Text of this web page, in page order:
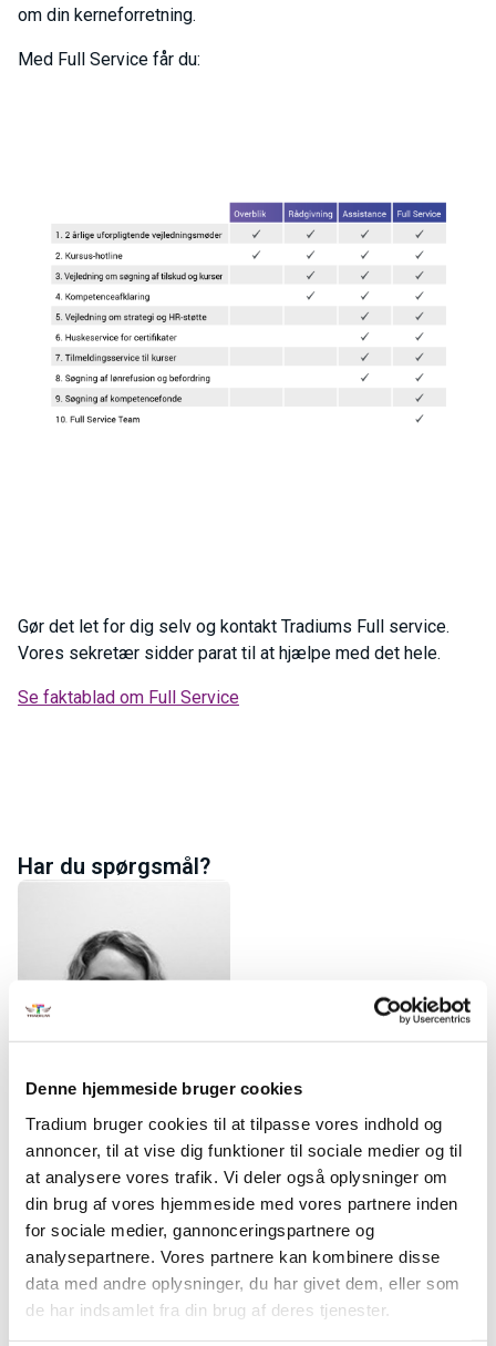
Denne hjemmeside bruger cookies
Tradium bruger cookies til at tilpasse vores indhold og
annoncer, til at vise dig funktioner til sociale medier og til
at analysere vores trafik. Vi deler også oplysninger om
din brug af vores hjemmeside med vores partnere inden
for sociale medier, gannonceringspartnere og
analysepartnere. Vores partnere kan kombinere disse
data med andre oplysninger, du har givet dem, eller som
de har indsamlet fra din brug af deres tjenester.
om din kerneforretning.
Med Full Service får du:
Gør det let for dig selv og kontakt Tradiums Full service.
Vores sekretær sidder parat til at hjælpe med det hele.
Se faktablad om Full Service
Har du spørgsmål?
Rikke Tindbæk Jakobsen
Kursussekretær
E-mail:rtj@tradium.dk
Telefon:+4587100437